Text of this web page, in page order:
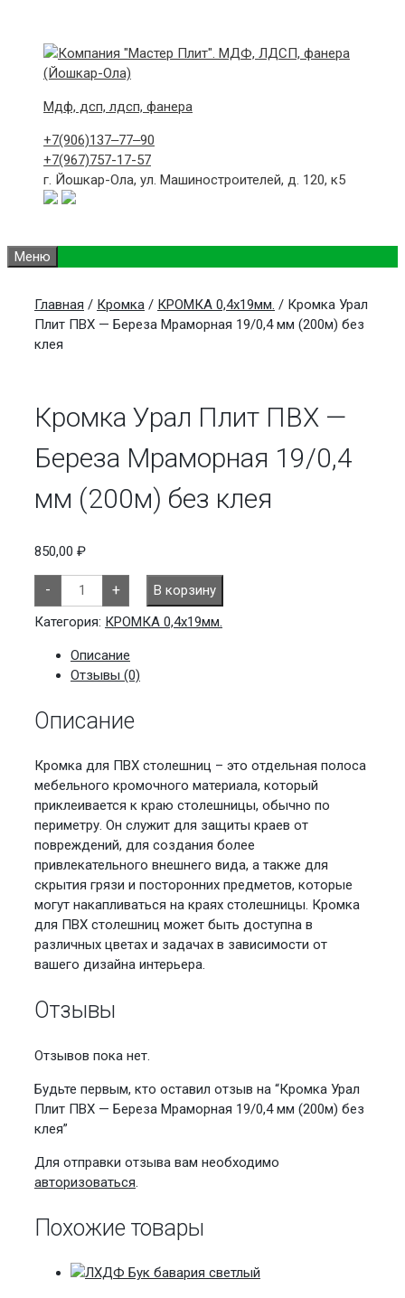
content
Мдф, дсп, лдсп, фанера
+7(906)137‒77‒90
+7(967)757-17-57
г. Йошкар-Ола, ул. Машиностроителей, д. 120, к5
Меню
Главная / Кромка / КРОМКА 0,4х19мм. / Кромка Урал
Плит ПВХ — Береза Мраморная 19/0,4 мм (200м) без
клея
Кромка Урал Плит ПВХ —
Береза Мраморная 19/0,4
мм (200м) без клея
850,00 ₽
-
Количество
товара
Кромка
Урал
Плит
ПВХ
Береза
Мраморная
мм
(200м)
+
В корзину
Категория: КРОМКА 0,4х19мм.
Описание
Отзывы (0)
Описание
Кромка для ПВХ столешниц – это отдельная полоса
мебельного кромочного материала, который
приклеивается к краю столешницы, обычно по
периметру. Он служит для защиты краев от
повреждений, для создания более
привлекательного внешнего вида, а также для
скрытия грязи и посторонних предметов, которые
могут накапливаться на краях столешницы. Кромка
для ПВХ столешниц может быть доступна в
различных цветах и задачах в зависимости от
вашего дизайна интерьера.
Отзывы
Отзывов пока нет.
Будьте первым, кто оставил отзыв на “Кромка Урал
Плит ПВХ — Береза Мраморная 19/0,4 мм (200м) без
клея”
Для отправки отзыва вам необходимо
авторизоваться.
Похожие товары